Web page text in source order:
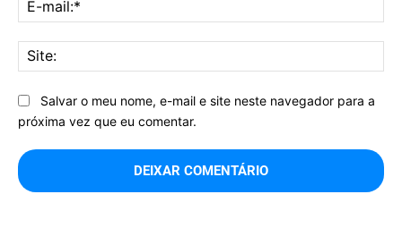
Salvar o meu nome, e-mail e site neste navegador para a
próxima vez que eu comentar.